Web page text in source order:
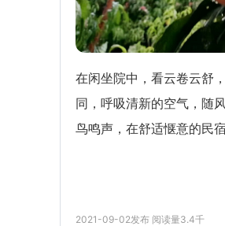
在闲坐院中，看云卷云舒
同，呼吸清新的空气，随
鸟鸣声，在舒适惬意的民
2021-09-02发布 阅读量3.4千